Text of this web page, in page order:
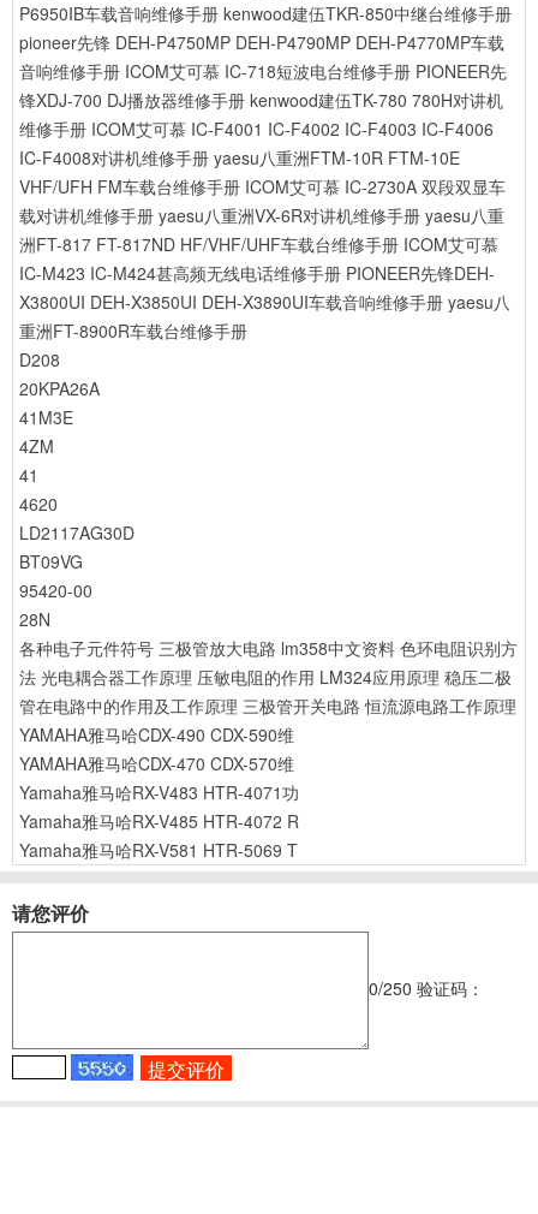
P6950IB车载音响维修手册 kenwood建伍TKR-850中继台维修手册
pioneer先锋 DEH-P4750MP DEH-P4790MP DEH-P4770MP车载
音响维修手册 ICOM艾可慕 IC-718短波电台维修手册 PIONEER先
锋XDJ-700 DJ播放器维修手册 kenwood建伍TK-780 780H对讲机
维修手册 ICOM艾可慕 IC-F4001 IC-F4002 IC-F4003 IC-F4006
IC-F4008对讲机维修手册 yaesu八重洲FTM-10R FTM-10E
VHF/UFH FM车载台维修手册 ICOM艾可慕 IC-2730A 双段双显车
载对讲机维修手册 yaesu八重洲VX-6R对讲机维修手册 yaesu八重
洲FT-817 FT-817ND HF/VHF/UHF车载台维修手册 ICOM艾可慕
IC-M423 IC-M424甚高频无线电话维修手册 PIONEER先锋DEH-
X3800UI DEH-X3850UI DEH-X3890UI车载音响维修手册 yaesu八
重洲FT-8900R车载台维修手册
D208
20KPA26A
41M3E
4ZM
41
4620
LD2117AG30D
BT09VG
95420-00
28N
各种电子元件符号 三极管放大电路 lm358中文资料 色环电阻识别方
法 光电耦合器工作原理 压敏电阻的作用 LM324应用原理 稳压二极
管在电路中的作用及工作原理 三极管开关电路 恒流源电路工作原理
YAMAHA雅马哈CDX-490 CDX-590维
YAMAHA雅马哈CDX-470 CDX-570维
Yamaha雅马哈RX-V483 HTR-4071功
Yamaha雅马哈RX-V485 HTR-4072 R
Yamaha雅马哈RX-V581 HTR-5069 T
请您评价
0/250 验证码：